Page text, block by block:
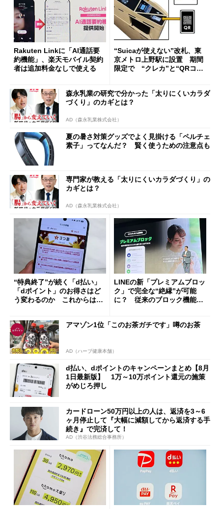
Rakuten Linkに「AI通話要
約機能」、楽天モバイル契約
者は追加料金なしで使える
“Suicaが使えない”改札、東
京メトロ上野駅に設置 期間
限定で “クレカ”と“QRコー
森永乳業の研究で分かった「太りにくいカラダ
づくり」のカギとは？
AD（森永乳業株式会社）
夏の暑さ対策グッズでよく見掛ける「ペルチェ
素子」ってなんだ？ 賢く使うための注意点も
専門家が教える「太りにくいカラダづくり」の
カギとは？
AD（森永乳業株式会社）
“特典終了”が続く「d払い」
「dポイント」のお得さはど
う変わるのか これからは
LINEの新「プレミアムブロッ
ク」で完全な“絶縁”が可能
に？ 従来のブロック機能と
アマゾン1位「このお茶ガチです」噂のお茶
AD（ハーブ健康本舗）
d払い、dポイントのキャンペーンまとめ【8月
1日最新版】 1万～10万ポイント還元の施策
がめじろ押し
カードローン50万円以上の人は、返済を3～6
ヶ月停止して『大幅に減額してから返済する手
続き』で完済して！
AD（渋谷法務総合事務所）